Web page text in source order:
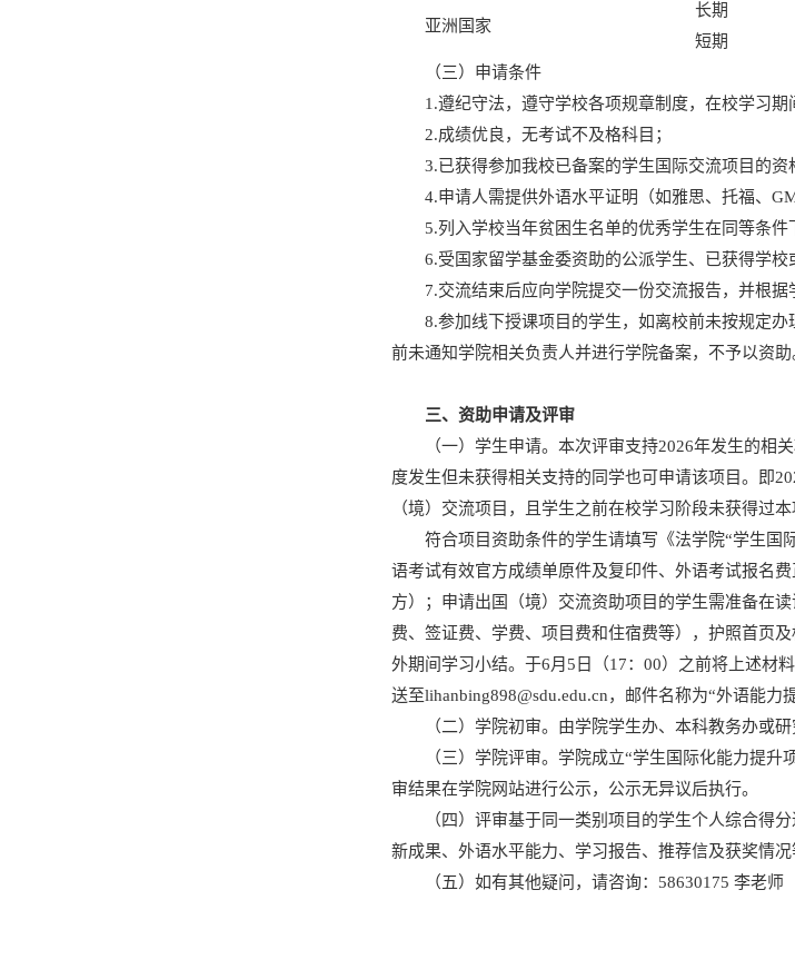
亚洲国家
长期
短期
（三）申请条件
1.遵纪守法，遵守学校各项规章制度，在校学习期
2.成绩优良，无考试不及格科目；
3.已获得参加我校已备案的学生国际交流项目的资
4.申请人需提供外语水平证明（如雅思、托福、
5.列入学校当年贫困生名单的优秀学生在同等条件
6.受国家留学基金委资助的公派学生、已获得学
7.交流结束后应向学院提交一份交流报告，并根据
8.参加线下授课项目的学生，如离校前未按规定
前未通知学院相关负责人并进行学院备案，不予以资助
三、资助申请及评审
（一）学生申请。本次评审支持2026年发生的相
度发生但未获得相关支持的同学也可申请该项目。即
（境）交流项目，且学生之前在校学习阶段未获得过本
符合项目资助条件的学生请填写《法学院“学生国
语考试有效官方成绩单原件及复印件、外语考试报名
方）；申请出国（境）交流资助项目的学生需准备在
费、签证费、学费、项目费和住宿费等），护照首页
外期间学习小结。于6月5日（17：00）之前将上述材
送至lihanbing898@sdu.edu.cn，邮件名称为“外语能力
（二）学院初审。由学院学生办、本科教务办或
（三）学院评审。学院成立“学生国际化能力提
审结果在学院网站进行公示，公示无异议后执行。
（四）评审基于同一类别项目的学生个人综合得
新成果、外语水平能力、学习报告、推荐信及获奖情
（五）如有其他疑问，请咨询：58630175 李老师